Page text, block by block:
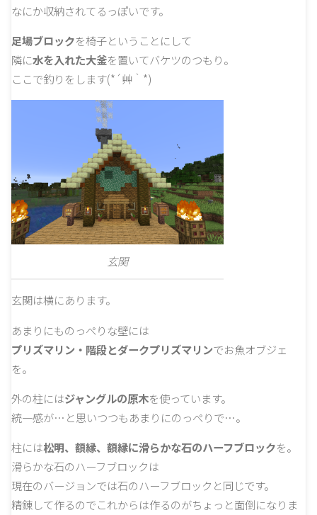
なにか収納されてるっぽいです。
足場ブロックを椅子ということにして
隣に水を入れた大釜を置いてバケツのつもり。
ここで釣りをします(*´艸｀*)
玄関
玄関は横にあります。
あまりにものっぺりな壁には
プリズマリン・階段とダークプリズマリンでお魚オブジェ
を。
外の柱にはジャングルの原木を使っています。
統一感が…と思いつつもあまりにのっぺりで…。
柱には松明、額縁、額縁に滑らかな石のハーフブロックを。
滑らかな石のハーフブロックは
現在のバージョンでは石のハーフブロックと同じです。
精錬して作るのでこれからは作るのがちょっと面倒になりま